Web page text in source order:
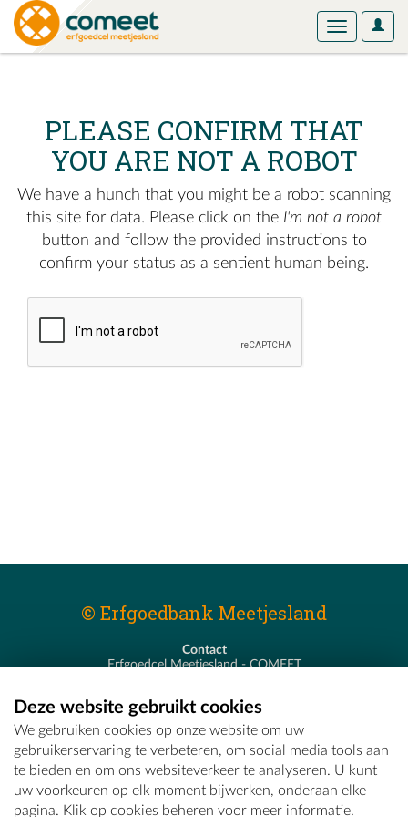
User
Toggle
PLEASE CONFIRM THAT
YOU ARE NOT A ROBOT
We have a hunch that you might be a robot scanning
this site for data. Please click on the I'm not a robot
button and follow the provided instructions to
confirm your status as a sentient human being.
© Erfgoedbank Meetjesland
Contact
Erfgoedcel Meetjesland - COMEET
T - 09 373 75 96
E -erfgoedcel@comeet.be
Deze website gebruikt cookies
We gebruiken cookies op onze website om uw
gebruikerservaring te verbeteren, om social media tools aan
te bieden en om ons websiteverkeer te analyseren. U kunt
uw voorkeuren op elk moment bijwerken, onderaan elke
pagina. Klik op cookies beheren voor meer informatie.